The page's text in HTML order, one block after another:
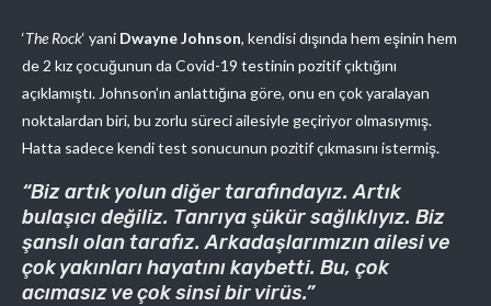
‘The Rock‘ yani Dwayne Johnson, kendisi dışında hem eşinin hem
de 2 kız çocuğunun da Covid-19 testinin pozitif çıktığını
açıklamıştı. Johnson’ın anlattığına göre, onu en çok yaralayan
noktalardan biri, bu zorlu süreci ailesiyle geçiriyor olmasıymış.
Hatta sadece kendi test sonucunun pozitif çıkmasını istermiş.
“Biz artık yolun diğer tarafındayız. Artık
bulaşıcı değiliz. Tanrıya şükür sağlıklıyız. Biz
şanslı olan tarafız. Arkadaşlarımızın ailesi ve
çok yakınları hayatını kaybetti. Bu, çok
acımasız ve çok sinsi bir virüs.”